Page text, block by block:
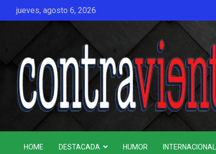
jueves, agosto 6, 2026
CONTRAVIENTO
HOME DESTACADA HUMOR INTERNACIONAL